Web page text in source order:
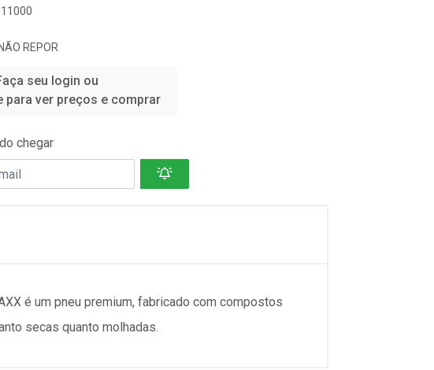
REPOR
seu login ou
para ver preços e comprar
chegar
é um pneu premium, fabricado com compostos
secas quanto molhadas.